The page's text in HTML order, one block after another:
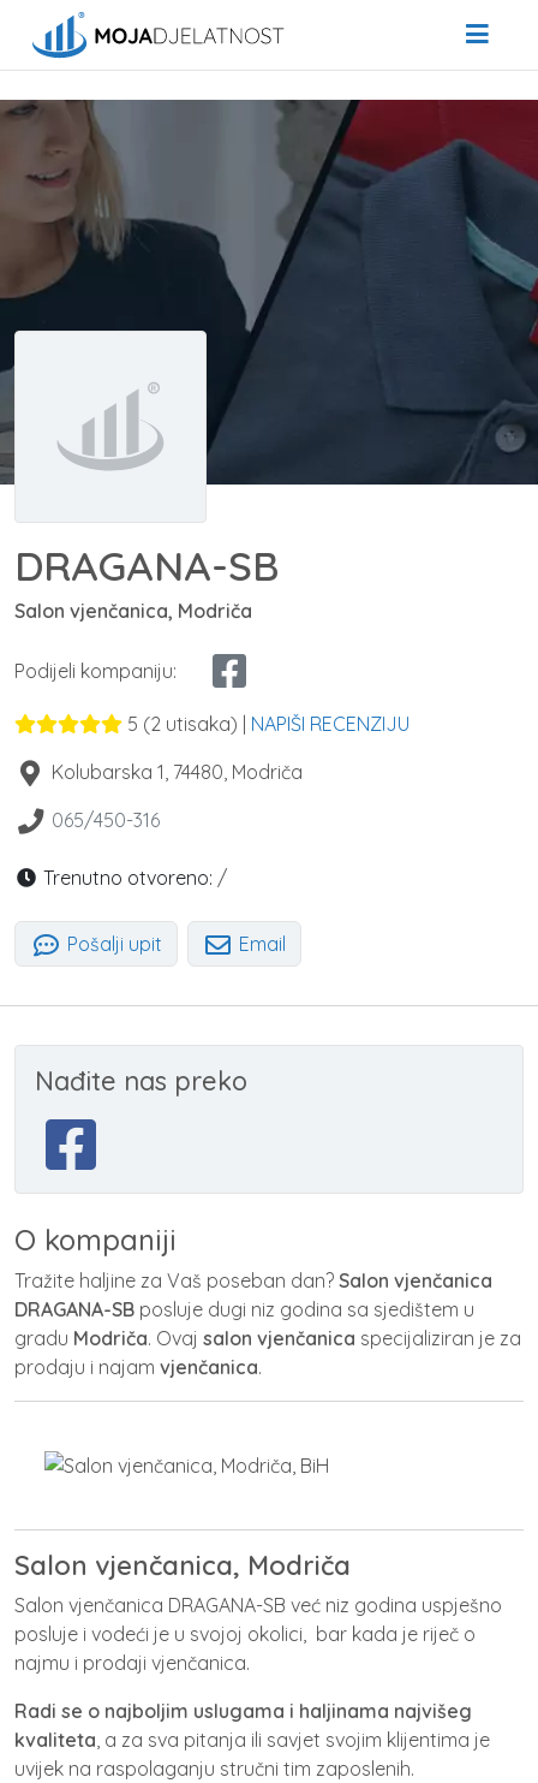
DRAGANA-SB
Salon vjenčanica, Modriča
Podijeli kompaniju:
5 (2 utisaka) | NAPIŠI RECENZIJU
Kolubarska 1 74480 Modriča
065/450-316
Trenutno otvoreno: /
Pošalji upit Email
Nađite nas preko
O kompaniji
Tražite haljine za Vaš poseban dan? Salon vjenčanica
DRAGANA-SB posluje dugi niz godina sa sjedištem u
gradu Modriča. Ovaj salon vjenčanica specijaliziran je za
prodaju i najam vjenčanica.
Salon vjenčanica, Modriča
Salon vjenčanica DRAGANA-SB već niz godina uspješno
posluje i vodeći je u svojoj okolici, bar kada je riječ o
najmu i prodaji vjenčanica.
Radi se o najboljim uslugama i haljinama najvišeg
kvaliteta , a za sva pitanja ili savjet svojim klijentima je
uvijek na raspolaganju stručni tim zaposlenih.